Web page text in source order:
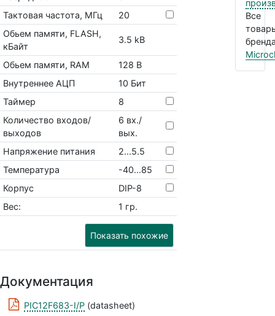
Тактовая частота, МГц
20
Обьем памяти, FLASH,
кБайт
3.5 kB
Обьем памяти, RAM
128 B
Внутреннее АЦП
10 Бит
Таймер
8
Количество входов/
выходов
6 вх./
вых.
Напряжение питания
2...5.5
Температура
-40...85
Корпус
DIP-8
Вес:
1 гр.
Показать похожие
Все
Документация
PIC12F683-I/P (datasheet)